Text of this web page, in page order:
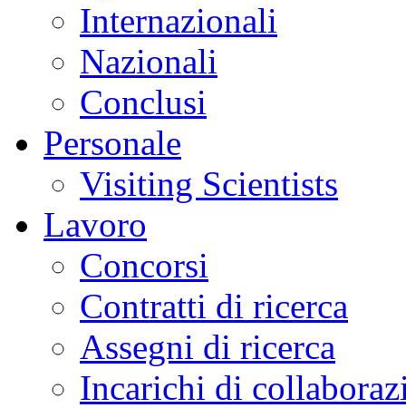
Internazionali
Nazionali
Conclusi
Personale
Visiting Scientists
Lavoro
Concorsi
Contratti di ricerca
Assegni di ricerca
Incarichi di